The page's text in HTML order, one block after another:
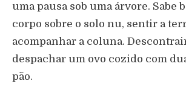
uma pausa sob uma árvore. Sabe
corpo sobre o solo nu, sentir a
acompanhar a coluna.
despachar um ovo cozido com
pão.